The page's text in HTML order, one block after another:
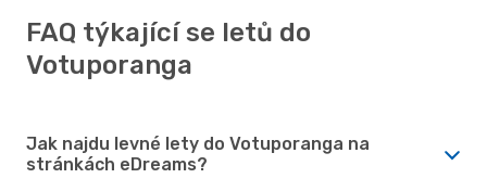
FAQ týkající se letů do
Votuporanga
Jak najdu levné lety do Votuporanga na
stránkách eDreams?